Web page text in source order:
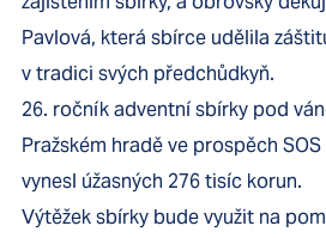
Pavlová, která sbírce udělila
v tradici svých předchůdkyň.
26. ročník adventní sbírky pod
Pražském hradě ve prospěch
vynesl úžasných 276 tisíc korun.
Výtěžek sbírky bude využit na